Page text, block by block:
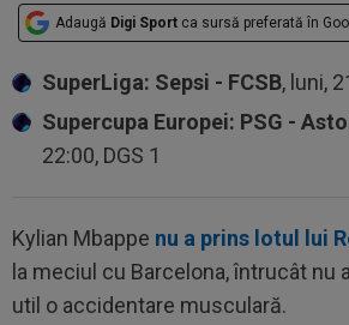
Adaugă Digi Sport ca sursă preferată în
SuperLiga: Sepsi - FCSB, luni,
Supercupa Europei: PSG -
22:00, DGS 1
Kylian Mbappe nu a prins lotul lui
la meciul cu Barcelona, întrucât nu
util o accidentare musculară.